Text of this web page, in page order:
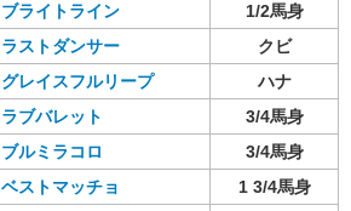
ブライトライン
1/2馬身
ラストダンサー
クビ
グレイスフルリープ
ハナ
ラブバレット
3/4馬身
ブルミラコロ
3/4馬身
ベストマッチョ
1 3/4馬身